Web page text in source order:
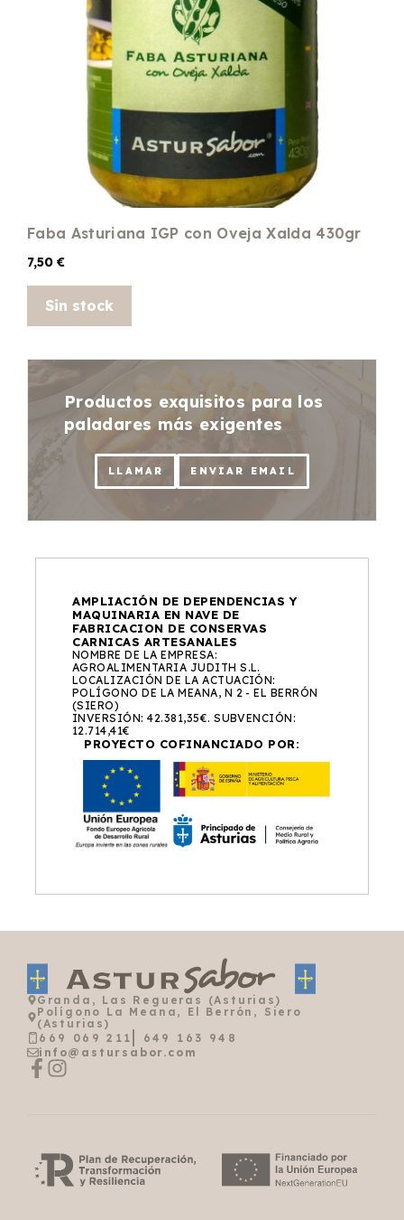
Faba Asturiana IGP con Oveja Xalda 430gr
7,50 €
Sin stock
Productos exquisitos para los
paladares más exigentes
LLAMAR ENVIAR EMAIL
AMPLIACIÓN DE DEPENDENCIAS Y
MAQUINARIA EN NAVE DE
FABRICACION DE CONSERVAS
CARNICAS ARTESANALES
NOMBRE DE LA EMPRESA:
AGROALIMENTARIA JUDITH S.L.
LOCALIZACIÓN DE LA ACTUACIÓN:
POLÍGONO DE LA MEANA, N 2 - EL BERRÓN
(SIERO)
INVERSIÓN: 42.381,35€. SUBVENCIÓN:
12.714,41€
PROYECTO COFINANCIADO POR:
Granda, Las Regueras (Asturias)
Polígono La Meana, El Berrón, Siero
(Asturias)
669 069 211
649 163 948
info@astursabor.com